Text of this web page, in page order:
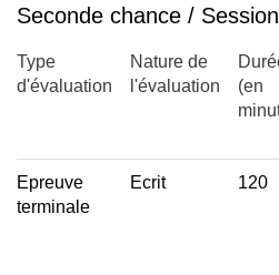
Seconde chance /
Type
d'évaluation
Nature de
l'évaluation
(en
Epreuve
terminale
Ecrit 120